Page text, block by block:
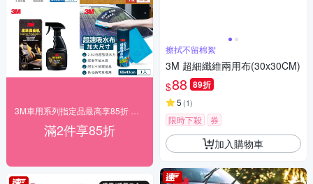
滿2件享85折
擦拭不留棉絮
3M 超細纖維兩用布(30x30CM)
$88 89折
5 (1)
限時下殺 券
加入購物車